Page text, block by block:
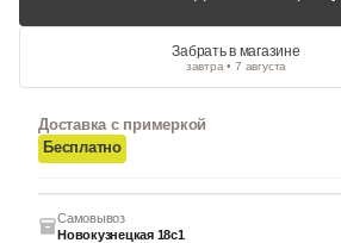
Забрать в магазине
завтра • 7 августа
Доставка с примеркой
Бесплатно
Самовывоз
Новокузнецкая 18с1